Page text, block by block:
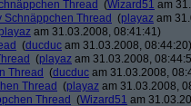
Thread (Wizard51 am
Schnäppchen Thread (playaz am
playaz am 31.03.2008, 08:41:41)
(ducduc am 31.03.2008, 08:44:20)
(playaz am 31.03.2008,
Thread (ducduc am 31.03.2008,
Thread (playaz am 31.03.2008,
Thread (Wizard51 am